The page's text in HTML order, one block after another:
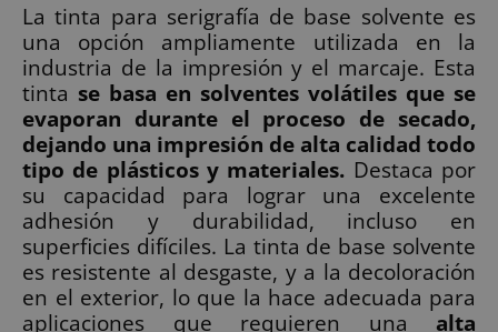
La tinta para serigrafía de base solvente es
una opción ampliamente utilizada en la
industria de la impresión y el marcaje. Esta
tinta se basa en solventes volátiles que se
evaporan durante el proceso de secado,
dejando una impresión de alta calidad todo
tipo de plásticos y materiales. Destaca por
su capacidad para lograr una excelente
adhesión y durabilidad, incluso en
superficies difíciles. La tinta de base solvente
es resistente al desgaste, y a la decoloración
en el exterior, lo que la hace adecuada para
aplicaciones que requieren una alta